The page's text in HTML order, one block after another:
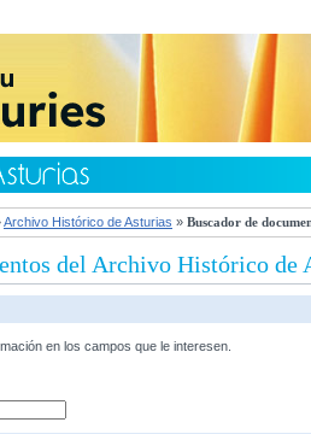
Archivo Histórico de Asturias » Buscador de
del Archivo Histórico de
en los campos que le interesen.